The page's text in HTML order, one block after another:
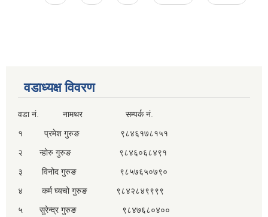
वडाध्यक्ष विवरण
वडा नं. नामथर सम्पर्क नं.
१ प्रमेश गुरुङ ९८४६१७८१५१
२ न्होरु गुरुङ ९८४६०६८४९१
३ विनोद गुरुङ ९८५७६५०७९०
४ कर्म घ्यचो गुरुङ ९८४२८४९९९९
५ सुरेन्द्र गुरुङ ९८४७६८०४००